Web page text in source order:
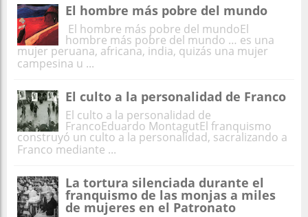
El hombre más pobre del mundo
El hombre más pobre del mundoEl
hombre más pobre del mundo … es una
mujer peruana, africana, india, quizás una mujer
campesina u ...
El culto a la personalidad de Franco
El culto a la personalidad de
FrancoEduardo MontagutEl franquismo
construyó un culto a la personalidad, sacralizando a
Franco mediante ...
La tortura silenciada durante el
franquismo de las monjas a miles
de mujeres en el Patronato